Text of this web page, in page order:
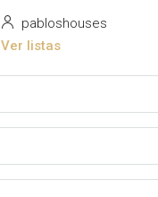
pabloshouses
Ver listas